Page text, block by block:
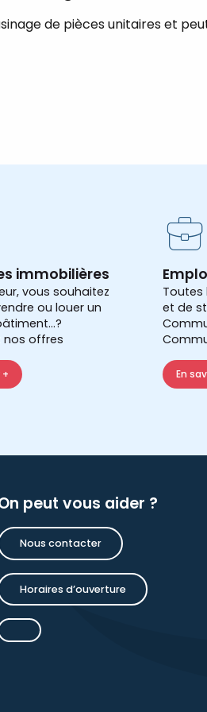
de pièces unitaires et
immobilières
vous souhaitez
ou louer un
nos offres
Toutes
et de
En
peut vous aider ?
Nous contacter
Horaires d’ouverture